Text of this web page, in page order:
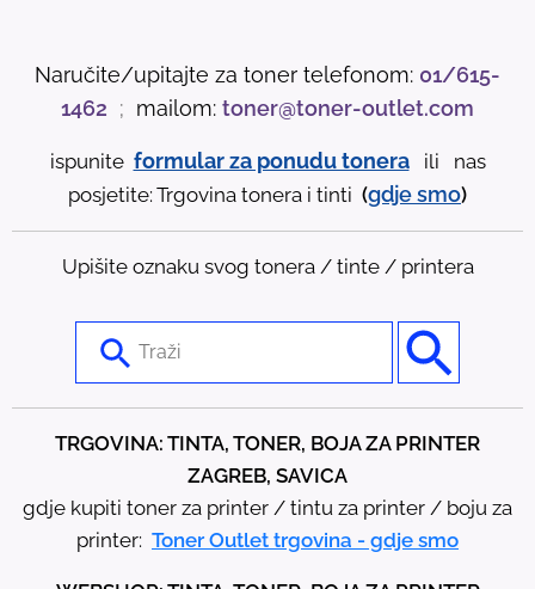
Naručite/upitajte za toner telefonom: 01/615-
1462 ; mailom: toner@toner-outlet.com
ispunite formular za ponudu tonera
ili nas
posjetite: Trgovina tonera i tinti (gdjesmo)
Upišite oznaku svog tonera / tinte / printera
t
TRGOVINA: TINTA, TONER, BOJA ZA PRINTER
ZAGREB, SAVICA
gdje kupiti toner za printer / tintu za printer / boju za
printer: Toner Outlet trgovina - gdje smo